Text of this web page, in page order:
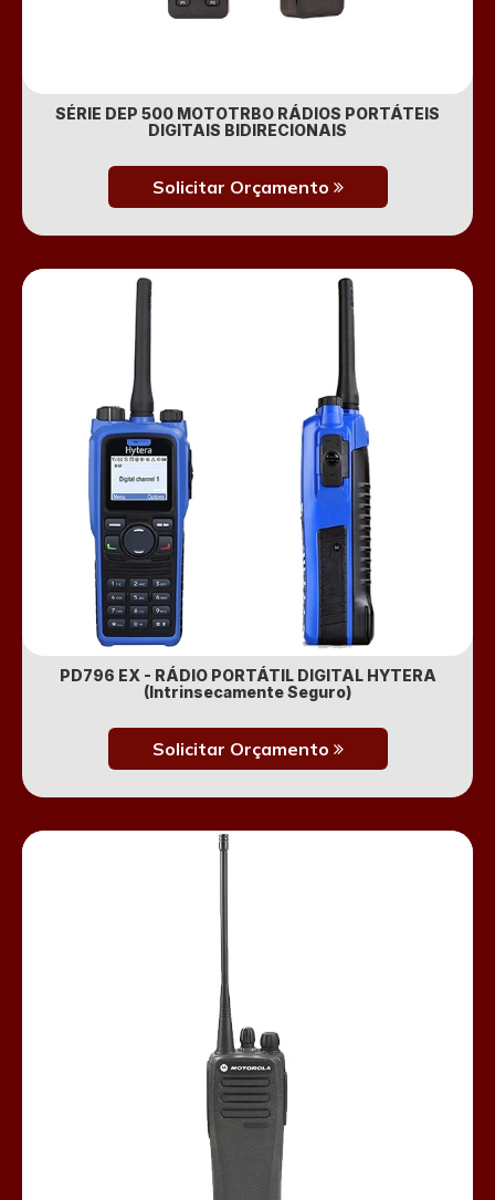
SÉRIE DEP 500 MOTOTRBO RÁDIOS PORTÁTEIS
DIGITAIS BIDIRECIONAIS
Solicitar Orçamento
PD796 EX - RÁDIO PORTÁTIL DIGITAL HYTERA
(Intrinsecamente Seguro)
Solicitar Orçamento